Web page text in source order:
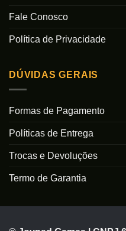
Fale Conosco
Política de Privacidade
DÚVIDAS GERAIS
Formas de Pagamento
Políticas de Entrega
Trocas e Devoluções
Termo de Garantia